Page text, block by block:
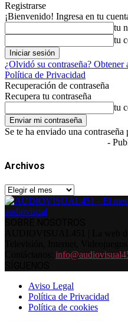
Registrarse
¡Bienvenido! Ingresa en tu
tu
tu
¿Olvidó su contraseña? Obtener
Política de Privacidad
Recuperación de contraseña
Recupera tu contraseña
tu
Se te ha enviado una
-
Archivos
Archivos
Aviso Legal
Política de Privacidad
Política de cookies